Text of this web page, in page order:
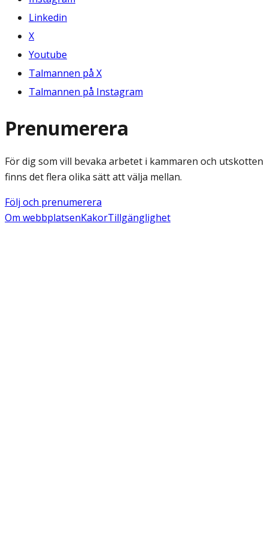
Linkedin
X
Youtube
Talmannen på X
Talmannen på Instagram
Prenumerera
För dig som vill bevaka arbetet i kammaren och utskotten
finns det flera olika sätt att välja mellan.
Följ och prenumerera
Om webbplatsenKakorTillgänglighet